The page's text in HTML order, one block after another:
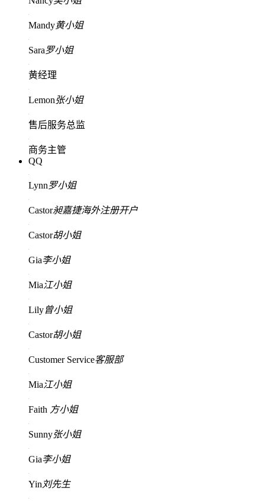
Mandy黄小姐
Sara罗小姐
黄经理
Lemon张小姐
售后服务总监
商务主管
QQ
Lynn罗小姐
Castor昶嘉捷海外注册开户
Castor胡小姐
Gia李小姐
Mia江小姐
Lily曾小姐
Castor胡小姐
Customer Service客服部
Mia江小姐
Faith 方小姐
Sunny张小姐
Gia李小姐
Yin 刘先生